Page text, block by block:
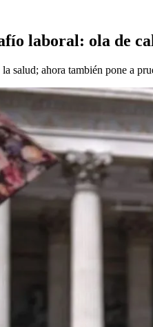
laboral: ola de
salud; ahora también pone a